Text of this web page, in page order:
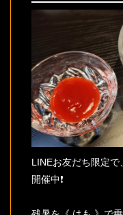
LINEお友だち限定
開催中❗